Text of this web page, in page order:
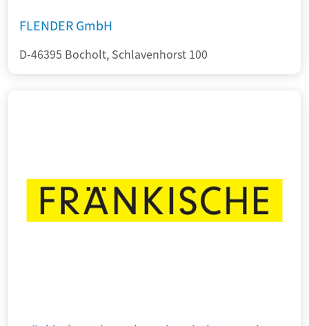
FLENDER GmbH
D-46395 Bocholt, Schlavenhorst 100